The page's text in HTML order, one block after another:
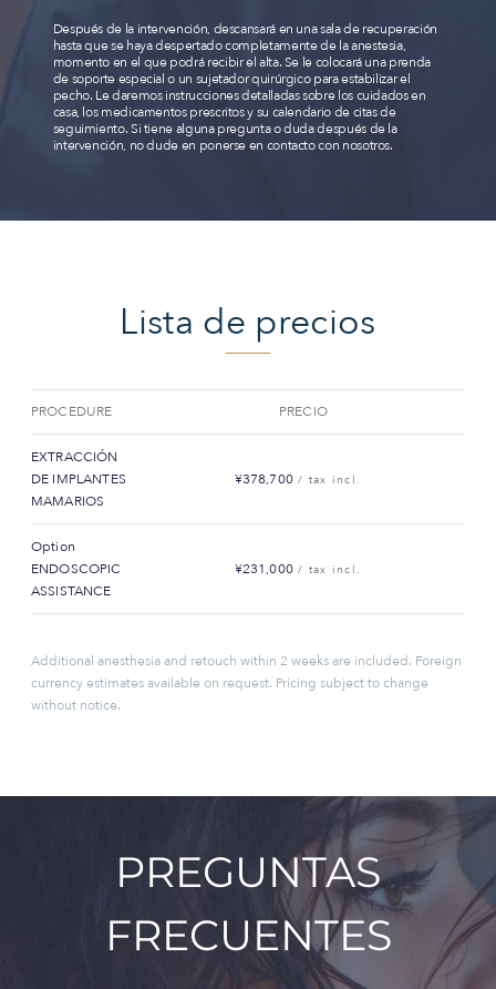
Después de la intervención, descansará en una sala de recuperación
hasta que se haya despertado completamente de la anestesia,
momento en el que podrá recibir el alta. Se le colocará una prenda
de soporte especial o un sujetador quirúrgico para estabilizar el
pecho. Le daremos instrucciones detalladas sobre los cuidados en
casa, los medicamentos prescritos y su calendario de citas de
seguimiento. Si tiene alguna pregunta o duda después de la
intervención, no dude en ponerse en contacto con nosotros.
Lista de precios
PROCEDURE PRECIO
EXTRACCIÓN
DE IMPLANTES
MAMARIOS
¥378,700 / tax incl.
Option
ENDOSCOPIC
ASSISTANCE
¥231,000 / tax incl.
Additional anesthesia and retouch within 2 weeks are included. Foreign
currency estimates available on request. Pricing subject to change
without notice.
PREGUNTAS
FRECUENTES